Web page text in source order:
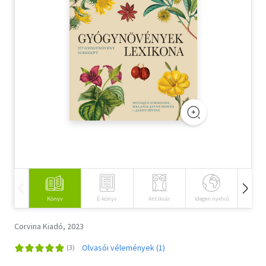
Szótár, nyelvkönyv
Tankönyv, segédkönyv
Társadalomtudomány
Történelem
Könyv E-könyv Antikvár Idegen nyelvű
Corvina Kiadó, 2023
Olvasói vélemények (1)